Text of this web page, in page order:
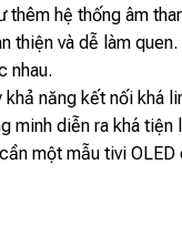
hệ thống âm
thiện và dễ làm
nhau.
năng kết nối khá
minh diễn ra khá tiện
một mẫu tivi